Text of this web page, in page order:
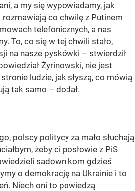
a my się wypowiadamy, jak
rozmawiają co chwilę z Putinem
telefonicznych, a nas
To, co się w tej chwili stało,
na nasze pyskówki – stwierdził
Żyrinowski, nie jest
ludzie, jak słyszą, co mówią
tak samo – dodał.
polscy politycy za mało słuchają
żeby ci posłowie z PiS
sadownikom gdzieś
o demokrację na Ukrainie i to
Niech oni to powiedzą